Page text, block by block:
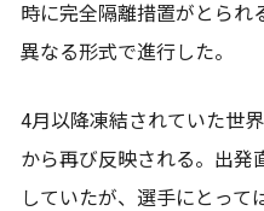
時に完全隔離措置がとられ
異なる形式で進行した。
4月以降凍結されていた世
から再び反映される。出発
していたが、選手にとって